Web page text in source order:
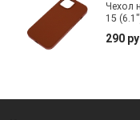
Чехол
15
290